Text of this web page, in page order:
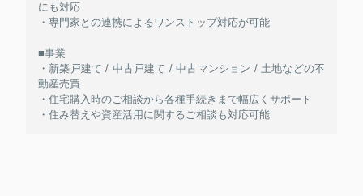
にも対応
・専門家との連携によるワンストップ対応が可能
■事業
・新築戸建て / 中古戸建て / 中古マンション / 土地などの不
動産売買
・住宅購入時のご相談から各種手続きまで幅広くサポート
・住み替えや資産活用に関するご相談も対応可能